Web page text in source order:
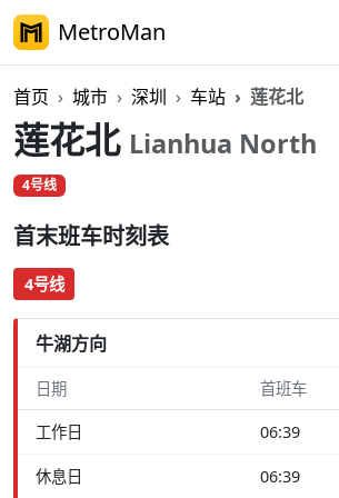
MetroMan
首页 城市 深圳 车站 莲花北
莲花北 Lianhua North
4号线
首末班车时刻表
4号线
牛湖方向
日期 首班车
工作日 06:39
休息日 06:39